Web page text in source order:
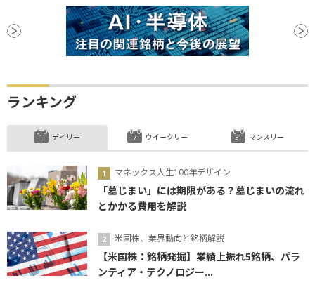
ランキング
デイリー
マネックス人生100年デザイン
「墓じまい」には期限がある？墓じまいの流れ
とかかる費用を解説
米国株、業界動向と銘柄解説
【米国株：銘柄発掘】業績上振れ5銘柄、パラ
ンティア・テクノロジー...
ウイークリー マンスリー